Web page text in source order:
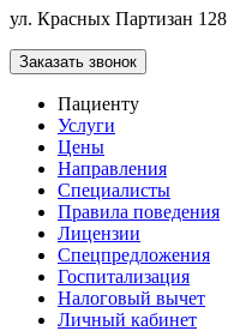
ул. Красных Партизан 128
Заказать звонок
Пациенту
Услуги
Цены
Направления
Специалисты
Правила поведения
Лицензии
Спецпредложения
Госпитализация
Налоговый вычет
Личный кабинет